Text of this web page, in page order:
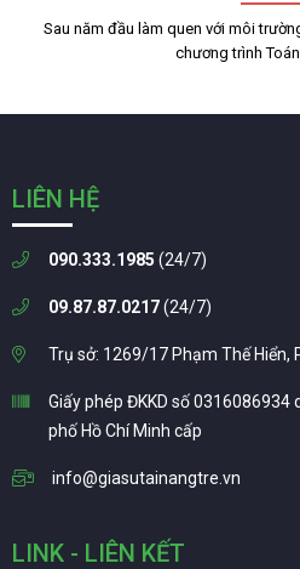
Sau năm đầu làm quen với môi
chương trình
LIÊN HỆ
090.333.1985 (24/7)
09.87.87.0217(24/7)
Trụ sở: 1269/17 Phạm Thế Hiển,
Giấy phép ĐKKD số
phố Hồ Chí Minh cấp
info@giasutainangtre.vn
LINK - LIÊN KẾT